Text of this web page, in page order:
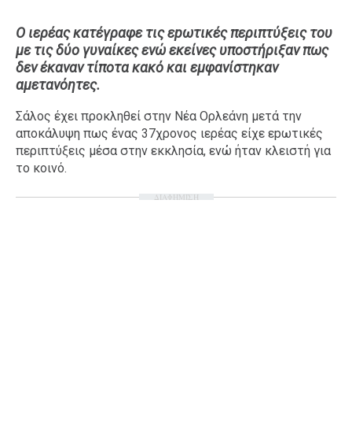
LIFE
Ταξίδια
Style
Σπίτι
Family
Ο ιερέας κατέγραφε τις εpωτικές περιπτύξεις του
με τις δύο γυναίκες ενώ εκείνες υποστήριξαν πως
δεν έκαναν τίποτα κακό και εμφανίστηκαν
αμετανόητες.
Σάλος έχει προκληθεί στην Νέα Ορλεάνη μετά την
αποκάλυψη πως ένας 37χρονος ιερέας είχε εpωτικές
περιπτύξεις μέσα στην εκκλησία, ενώ ήταν κλειστή για
το κοινό.
ΔΙΑΦΗΜΙΣΗ